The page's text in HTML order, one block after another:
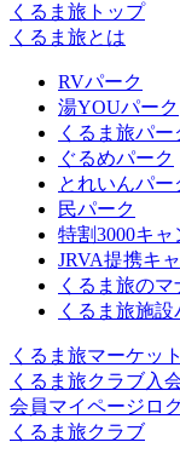
くるま旅トップ
くるま旅とは
RVパーク
湯YOUパーク
くるま旅パー
ぐるめパーク
とれいんパー
民パーク
特割3000キャ
JRVA提携キ
くるま旅のマ
くるま旅施
くるま旅マーケット
くるま旅クラブ入
会員マイページロ
くるま旅クラブ